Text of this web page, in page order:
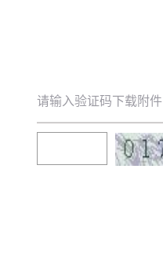
请输入验证码下载附件